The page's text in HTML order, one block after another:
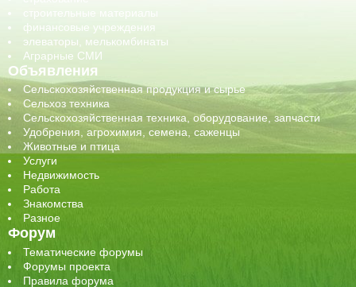
строительные материалы
финансовые учреждения
элеваторы, мелькомбинаты
Аграрные СМИ
Объявления
Сельскохозяйственная продукция и сырье
Сельхоз техника
Сельскохозяйственная техника, оборудование, запчасти
Удобрения, агрохимия, семена, саженцы
Животные и птица
Услуги
Недвижимость
Работа
Знакомства
Разное
Форум
Тематические форумы
Форумы проекта
Правила форума